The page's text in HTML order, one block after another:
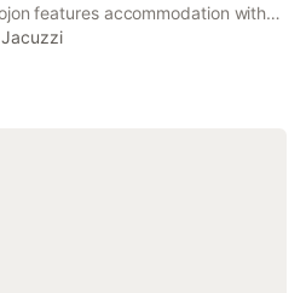
features accommodation with
access to a hot tub. The
garden views.
Jacuzzi